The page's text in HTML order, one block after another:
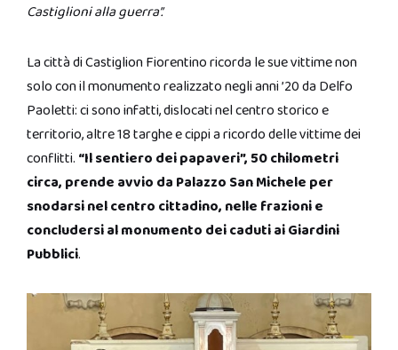
Castiglioni alla guerra”.
La città di Castiglion Fiorentino ricorda le sue vittime non
solo con il monumento realizzato negli anni ’20 da Delfo
Paoletti: ci sono infatti, dislocati nel centro storico e
territorio, altre 18 targhe e cippi a ricordo delle vittime dei
conflitti. “Il sentiero dei papaveri”, 50 chilometri
circa, prende avvio da Palazzo San Michele per
snodarsi nel centro cittadino, nelle frazioni e
concludersi al monumento dei caduti ai Giardini
Pubblici.